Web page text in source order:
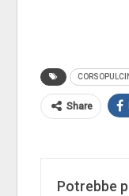
Share
Potrebbe